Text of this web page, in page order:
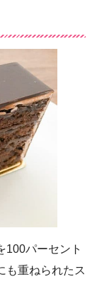
100パーセント
も重ねられたス